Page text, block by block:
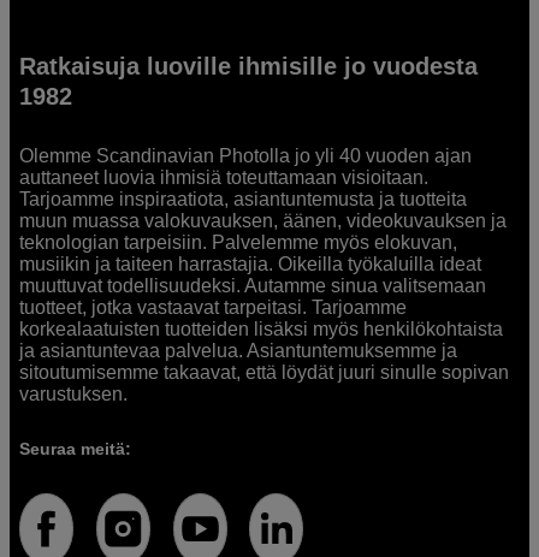
Ratkaisuja luoville ihmisille jo vuodesta
1982
Olemme Scandinavian Photolla jo yli 40 vuoden ajan
auttaneet luovia ihmisiä toteuttamaan visioitaan.
Tarjoamme inspiraatiota, asiantuntemusta ja tuotteita
muun muassa valokuvauksen, äänen, videokuvauksen ja
teknologian tarpeisiin. Palvelemme myös elokuvan,
musiikin ja taiteen harrastajia. Oikeilla työkaluilla ideat
muuttuvat todellisuudeksi. Autamme sinua valitsemaan
tuotteet, jotka vastaavat tarpeitasi. Tarjoamme
korkealaatuisten tuotteiden lisäksi myös henkilökohtaista
ja asiantuntevaa palvelua. Asiantuntemuksemme ja
sitoutumisemme takaavat, että löydät juuri sinulle sopivan
varustuksen.
Seuraa meitä: